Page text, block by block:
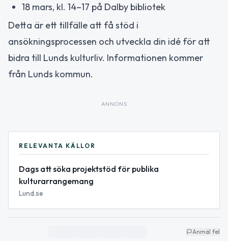
18 mars, kl. 14–17 på Dalby bibliotek
Detta är ett tillfälle att få stöd i
ansökningsprocessen och utveckla din idé för att
bidra till Lunds kulturliv. Informationen kommer
från Lunds kommun.
ANNONS
RELEVANTA KÄLLOR
Dags att söka projektstöd för publika
kulturarrangemang
Lund.se
Anmäl fel